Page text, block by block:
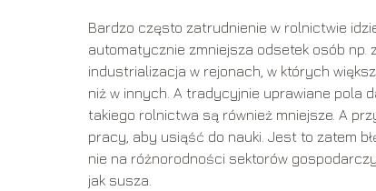
Bardzo często zatrudnienie w rolnictwie
automatycznie zmniejsza odsetek osób np.
industrializacja w rejonach, w których
niż w innych. A tradycyjnie uprawiane pola
takiego rolnictwa są również mniejsze. A
pracy, aby usiąść do nauki. Jest to zatem
nie na różnorodności sektorów
jak susza.